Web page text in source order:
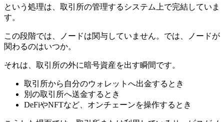
という処理は、取引所の管理するシステム上で完結していま
す。
この段階では、ノードは関与していません。では、ノードが
関わるのはいつか。
それは、取引所の外に暗号資産を出す瞬間です。
取引所から自分のウォレットへ出金するとき
別の取引所へ送金するとき
DeFiやNFTなど、オンチェーンを操作するとき